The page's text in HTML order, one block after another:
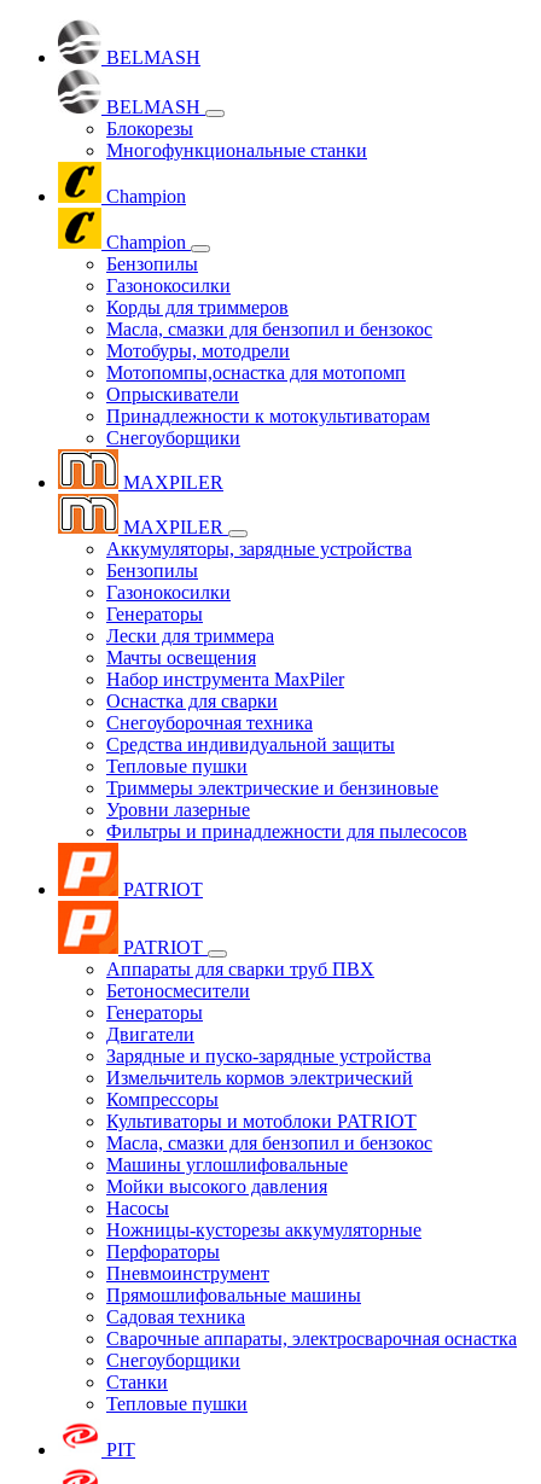
BELMASH
BELMASH
Блокорезы
Многофункциональные станки
Champion
Champion
Бензопилы
Газонокосилки
Корды для триммеров
Масла, смазки для бензопил и бензокос
Мотобуры, мотодрели
Мотопомпы,оснастка для мотопомп
Опрыскиватели
Принадлежности к мотокультиваторам
Снегоуборщики
MAXPILER
MAXPILER
Аккумуляторы, зарядные устройства
Бензопилы
Газонокосилки
Генераторы
Лески для триммера
Мачты освещения
Набор инструмента MaxPiler
Оснастка для сварки
Снегоуборочная техника
Средства индивидуальной защиты
Тепловые пушки
Триммеры электрические и бензиновые
Уровни лазерные
Фильтры и принадлежности для пылесосов
PATRIOT
PATRIOT
Аппараты для сварки труб ПВХ
Бетоносмесители
Генераторы
Двигатели
Зарядные и пуско-зарядные устройства
Измельчитель кормов электрический
Компрессоры
Культиваторы и мотоблоки PATRIOT
Масла, смазки для бензопил и бензокос
Машины углошлифовальные
Мойки высокого давления
Насосы
Ножницы-кусторезы аккумуляторные
Перфораторы
Пневмоинструмент
Прямошлифовальные машины
Садовая техника
Сварочные аппараты, электросварочная оснастка
Снегоуборщики
Станки
Тепловые пушки
PIT